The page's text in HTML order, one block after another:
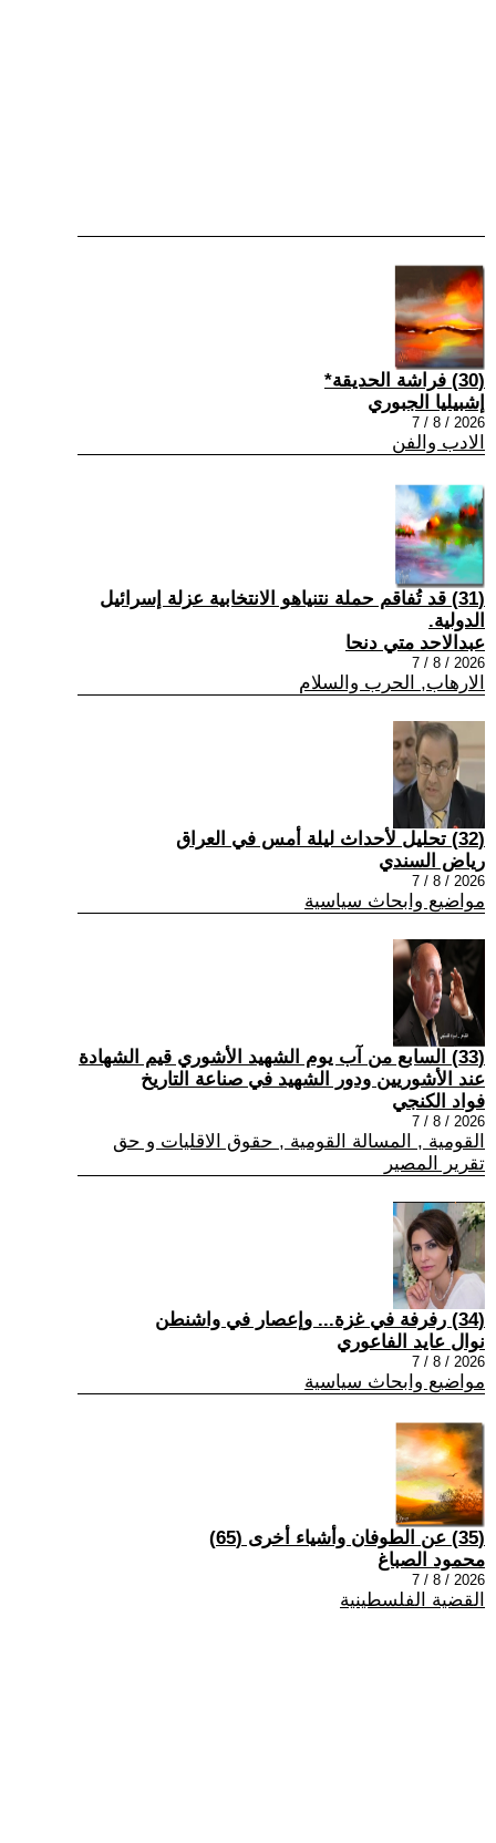
(30) فراشة الحديقة*
إشبيليا الجبوري
2026 / 8 / 7
الادب والفن
(31) قد تُفاقم حملة نتنياهو الانتخابية عزلة إسرائيل
الدولية.
عبدالاحد متي دنحا
2026 / 8 / 7
الارهاب, الحرب والسلام
(32) تحليل لأحداث ليلة أمس في العراق
رياض السندي
2026 / 8 / 7
مواضيع وابحاث سياسية
(33) السابع من آب يوم الشهيد الأشوري قيم الشهادة
عند الأشوريين ودور الشهيد في صناعة التاريخ
فواد الكنجي
2026 / 8 / 7
القومية , المسالة القومية , حقوق الاقليات و حق
تقرير المصير
(34) رفرفة في غزة... وإعصار في واشنطن
نوال عايد الفاعوري
2026 / 8 / 7
مواضيع وابحاث سياسية
(35) عن الطوفان وأشياء أخرى (65)
محمود الصباغ
2026 / 8 / 7
القضية الفلسطينية